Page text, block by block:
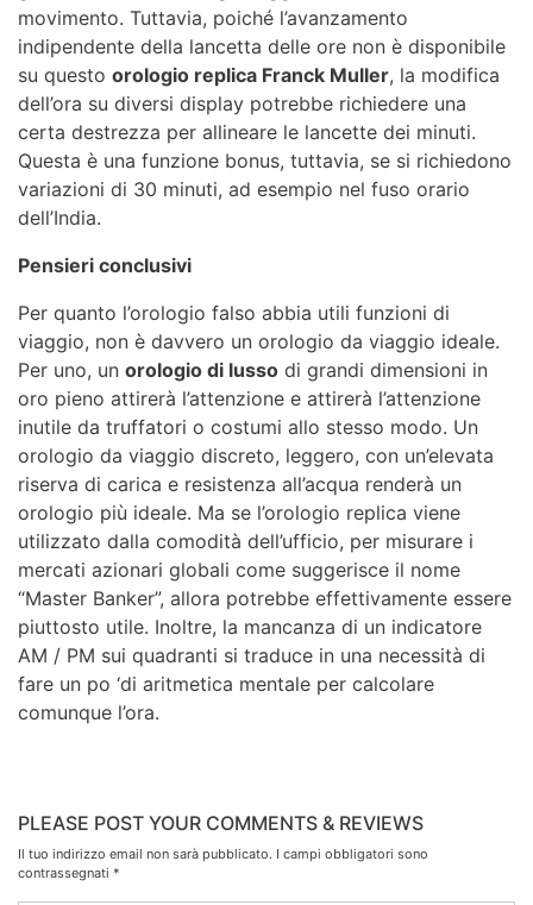
movimento. Tuttavia, poiché l’avanzamento
indipendente della lancetta delle ore non è disponibile
su questo orologio replica Franck Muller, la modifica
dell’ora su diversi display potrebbe richiedere una
certa destrezza per allineare le lancette dei minuti.
Questa è una funzione bonus, tuttavia, se si richiedono
variazioni di 30 minuti, ad esempio nel fuso orario
dell’India.
Pensieri conclusivi
Per quanto l’orologio falso abbia utili funzioni di
viaggio, non è davvero un orologio da viaggio ideale.
Per uno, un orologio di lusso di grandi dimensioni in
oro pieno attirerà l’attenzione e attirerà l’attenzione
inutile da truffatori o costumi allo stesso modo. Un
orologio da viaggio discreto, leggero, con un’elevata
riserva di carica e resistenza all’acqua renderà un
orologio più ideale. Ma se l’orologio replica viene
utilizzato dalla comodità dell’ufficio, per misurare i
mercati azionari globali come suggerisce il nome
“Master Banker”, allora potrebbe effettivamente essere
piuttosto utile. Inoltre, la mancanza di un indicatore
AM / PM sui quadranti si traduce in una necessità di
fare un po ‘di aritmetica mentale per calcolare
comunque l’ora.
PLEASE POST YOUR COMMENTS & REVIEWS
Il tuo indirizzo email non sarà pubblicato. I campi obbligatori sono
contrassegnati *